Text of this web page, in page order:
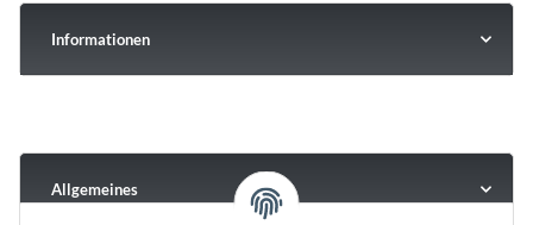
Informationen
Allgemeines